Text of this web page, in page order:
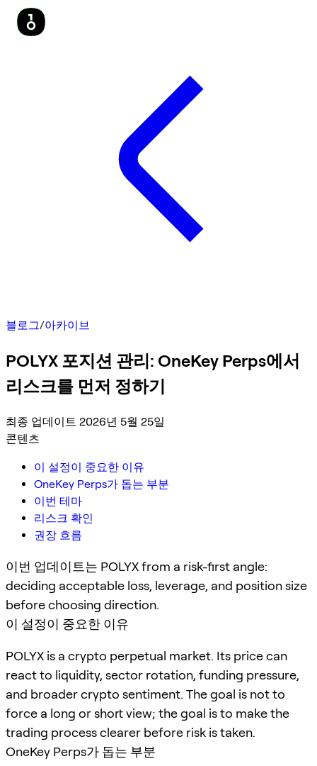
블로그/아카이브
POLYX 포지션 관리: OneKey Perps에서
리스크를 먼저 정하기
최종 업데이트 2026년 5월 25일
콘텐츠
이 설정이 중요한 이유
OneKey Perps가 돕는 부분
이번 테마
리스크 확인
권장 흐름
이번 업데이트는 POLYX from a risk-first angle:
deciding acceptable loss, leverage, and position size
before choosing direction.
이 설정이 중요한 이유
POLYX is a crypto perpetual market. Its price can
react to liquidity, sector rotation, funding pressure,
and broader crypto sentiment. The goal is not to
force a long or short view; the goal is to make the
trading process clearer before risk is taken.
OneKey Perps가 돕는 부분